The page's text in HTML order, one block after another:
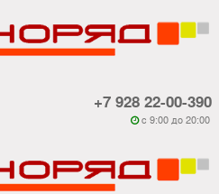
+7 928 22-00-390
 c 9:00 до 20:00